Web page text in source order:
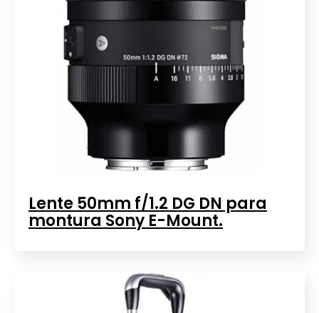
Lente 50mm f/1.2 DG DN para
montura Sony E-Mount.